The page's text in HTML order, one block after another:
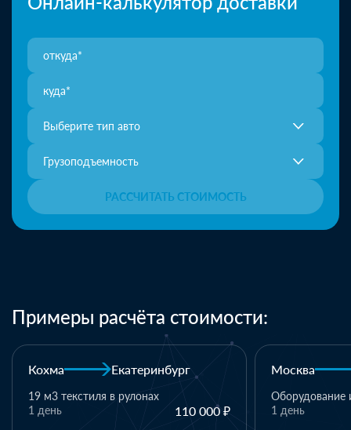
Выберите тип авто
Грузоподъемность
РАССЧИТАТЬ СТОИМОСТЬ
Примеры расчёта стоимости:
Москва Казань
Оборудование и комплектующие
110 000 ₽
1 день
Казань
1 паллет -